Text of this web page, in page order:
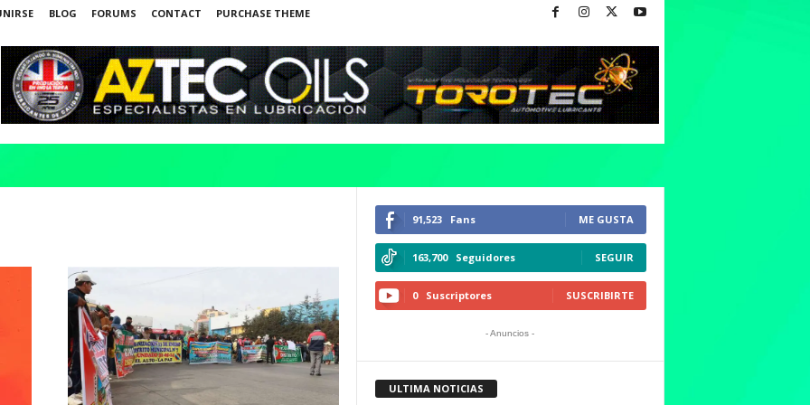
BLOG FORUMS CONTACT PURCHASE THEME
91,523 Fans ME GUSTA
163,700 Seguidores SEGUIR
0 Suscriptores SUSCRIBIRTE
- Anuncios -
ULTIMA NOTICIAS